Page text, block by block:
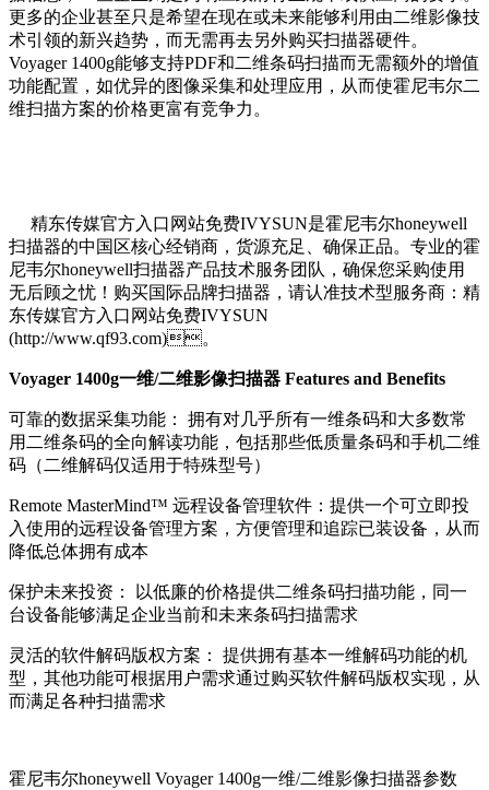
更多的企业甚至只是希望在现在或未来能够利用由二维影像技
术引领的新兴趋势，而无需再去另外购买扫描器硬件。
Voyager 1400g能够支持PDF和二维条码扫描而无需额外的增值
功能配置，如优异的图像采集和处理应用，从而使霍尼韦尔二
维扫描方案的价格更富有竞争力。
精东传媒官方入口网站免费IVYSUN是霍尼韦尔honeywell
扫描器的中国区核心经销商，货源充足、确保正品。专业的霍
尼韦尔honeywell扫描器产品技术服务团队，确保您采购使用
无后顾之忧！购买国际品牌扫描器，请认准技术型服务商：精
东传媒官方入口网站免费IVYSUN
(http://www.qf93.com)。
Voyager 1400g一维/二维影像扫描器 Features and Benefits
可靠的数据采集功能： 拥有对几乎所有一维条码和大多数常
用二维条码的全向解读功能，包括那些低质量条码和手机二维
码（二维解码仅适用于特殊型号）
Remote MasterMind™ 远程设备管理软件：提供一个可立即投
入使用的远程设备管理方案，方便管理和追踪已装设备，从而
降低总体拥有成本
保护未来投资： 以低廉的价格提供二维条码扫描功能，同一
台设备能够满足企业当前和未来条码扫描需求
灵活的软件解码版权方案： 提供拥有基本一维解码功能的机
型，其他功能可根据用户需求通过购买软件解码版权实现，从
而满足各种扫描需求
霍尼韦尔honeywell Voyager 1400g一维/二维影像扫描器参数